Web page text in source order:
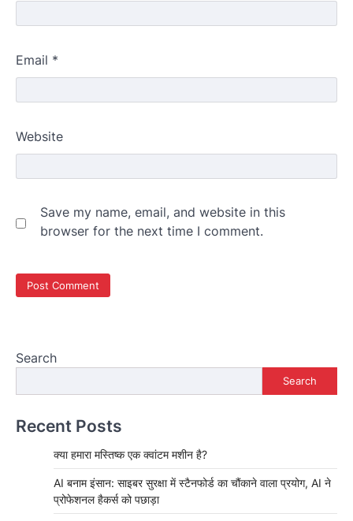
Email *
Website
Save my name, email, and website in this
browser for the next time I comment.
Search
Search
Recent Posts
क्या हमारा मस्तिष्क एक क्वांटम मशीन है?
AI बनाम इंसान: साइबर सुरक्षा में स्टैनफोर्ड का चौंकाने वाला प्रयोग, AI ने
प्रोफेशनल हैकर्स को पछाड़ा